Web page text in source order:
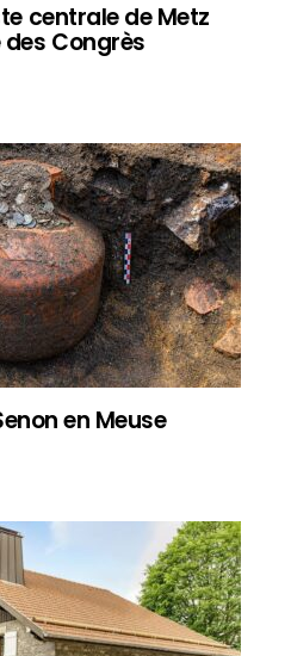
centrale de Metz
Congrès
en Meuse